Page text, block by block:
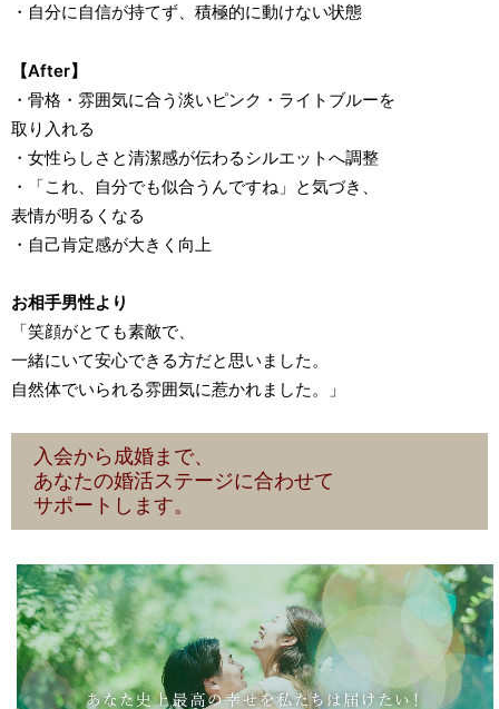
・自分に自信が持てず、積極的に動けない状態
【After】
・骨格・雰囲気に合う淡いピンク・ライトブルーを
取り入れる
・女性らしさと清潔感が伝わるシルエットへ調整
・「これ、自分でも似合うんですね」と気づき、
表情が明るくなる
・自己肯定感が大きく向上
お相手男性より
「笑顔がとても素敵で、
一緒にいて安心できる方だと思いました。
自然体でいられる雰囲気に惹かれました。」
入会から成婚まで、
あなたの婚活ステージに合わせて
サポートします。